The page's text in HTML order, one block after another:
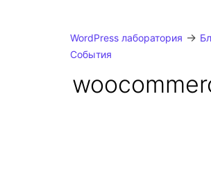
WordPress лаборатория →
События